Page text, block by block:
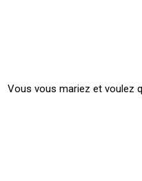
Vous vous mariez et voulez